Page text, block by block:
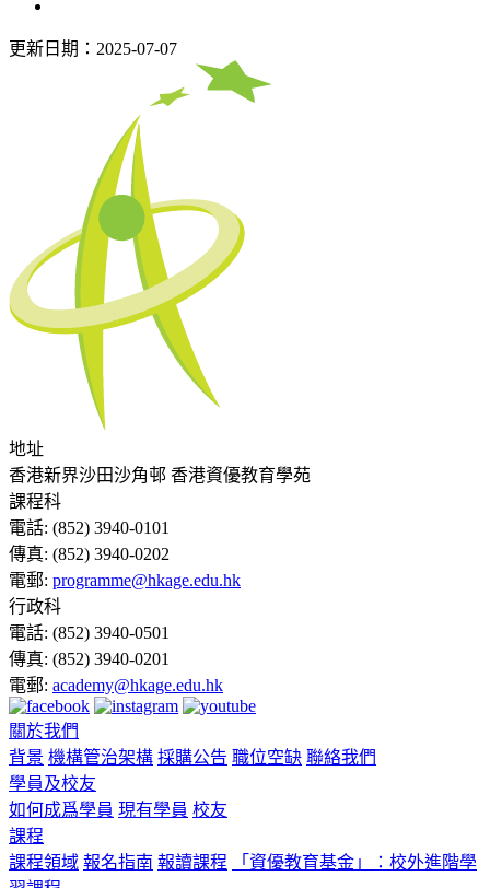
更新日期：2025-07-07
地址
香港新界沙田沙角邨 香港資優教育學苑
課程科
電話: (852) 3940-0101
傳真: (852) 3940-0202
電郵: programme@hkage.edu.hk
行政科
電話: (852) 3940-0501
傳真: (852) 3940-0201
電郵: academy@hkage.edu.hk
關於我們
背景 機構管治架構 採購公告 職位空缺 聯絡我們
學員及校友
如何成爲學員 現有學員 校友
課程
課程領域 報名指南 報讀課程
「資優教育基金」：校外進階學